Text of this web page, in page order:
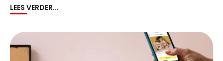
LEES VERDER...